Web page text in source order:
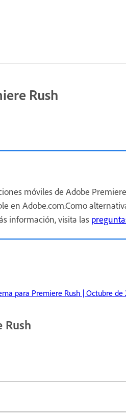
Rush
móviles de Adobe
en Adobe.com.Como
información, visita las
para Premiere Rush | Octubre
Rush